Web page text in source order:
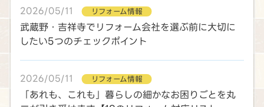
2026/05/11 リフォーム情報
武蔵野・吉祥寺でリフォーム会社を選ぶ前に大切に
したい5つのチェックポイント
2026/05/11 リフォーム情報
「あれも、これも」暮らしの細かなお困りごとを丸